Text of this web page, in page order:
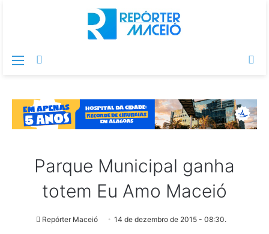
Menu
Parque Municipal ganha
totem Eu Amo Maceió
Repórter Maceió 14 de dezembro de 2015 - 08:30.